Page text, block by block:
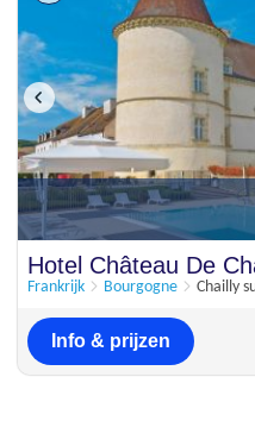
Hotel Château De
Frankrijk Bourgogne Chailly
Info & prijzen